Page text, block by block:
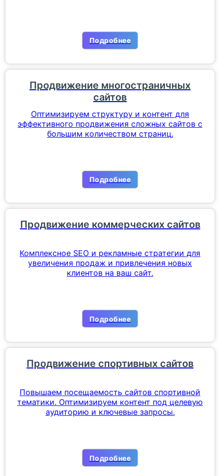
Подробнее
Продвижение многостраничных
сайтов
Оптимизируем структуру и контент для
эффективного продвижения сложных сайтов с
большим количеством страниц.
Подробнее
Продвижение коммерческих сайтов
Комплексное SEO и рекламные стратегии для
увеличения продаж и привлечения новых
клиентов на ваш сайт.
Подробнее
Продвижение спортивных сайтов
Повышаем посещаемость сайтов спортивной
тематики. Оптимизируем контент под целевую
аудиторию и ключевые запросы.
Подробнее